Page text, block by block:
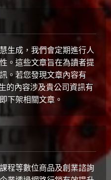
10 日
地位對香港有何啟示？
月 10 日 0
生活與成長 生物學
愛你？破解主子冷漠的真
生成，我們會定期進行人
。這些文章旨在為讀者提
。若您發現文章內容有
的內容涉及貴公司資訊有
下架相關文章。
程等數位商品及創業諮詢